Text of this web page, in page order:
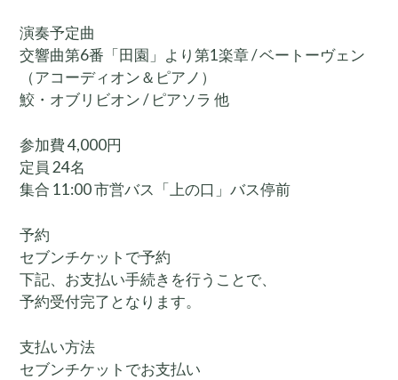
演奏予定曲
交響曲第6番「田園」より第1楽章 / ベートーヴェン
（アコーディオン＆ピアノ）
鮫・オブリビオン / ピアソラ 他
参加費 4,000円
定員 24名
集合 11:00 市営バス「上の口」バス停前
予約
セブンチケットで予約
下記、お支払い手続きを行うことで、
予約受付完了となります。
支払い方法
セブンチケットでお支払い